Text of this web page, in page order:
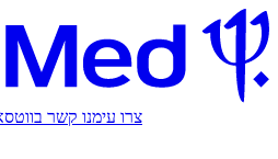
צרו עימנו קשר